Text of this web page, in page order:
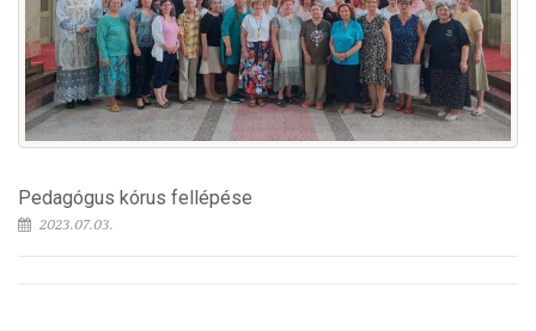
Pedagógus kórus fellépése
2023.07.03.